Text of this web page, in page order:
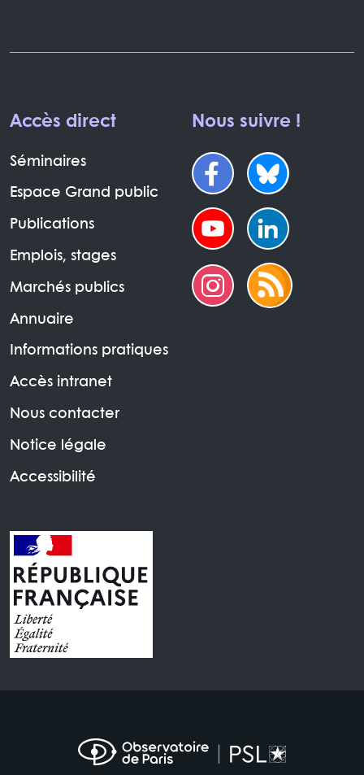
Accès direct
Séminaires
Espace Grand public
Publications
Emplois, stages
Marchés publics
Annuaire
Informations pratiques
Accès intranet
Nous contacter
Notice légale
Accessibilité
Nous suivre !